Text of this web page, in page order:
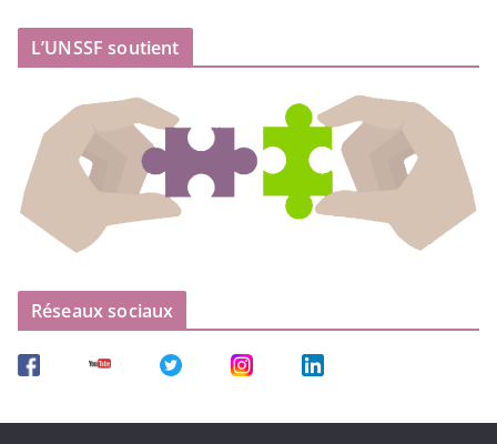
L’UNSSF soutient
Réseaux sociaux